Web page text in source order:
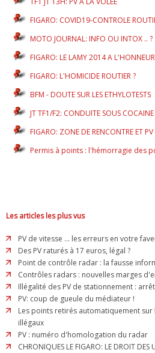
FIGARO: COVID19-CONTROLE
MOTO JOURNAL: INFO OU INTOX .. ?
FIGARO: LE LAMY 2014 A L'HONNEUR
FIGARO: L'HOMICIDE ROUTIER ?
BFM - DOUTE SUR LES ETHYLOTESTS
JT TF1/F2: CONDUITE SOUS COCAINE
FIGARO: ZONE DE RENCONTRE ET PV
Permis à points : l'hémorragie des
Les articles les plus vus
PV de vitesse ... les erreurs en votre
Des PV raturés à 17 euros, légal ?
Point de contrôle radar : la fausse
Contrôles radars : nouvelles marges
Illégalité des PV de stationnement :
PV: coup de gueule du médiateur !
Les points retirés automatiquement
illégaux
PV : numéro d'homologation du radar
CHRONIQUES LE FIGARO: LE DROIT DES